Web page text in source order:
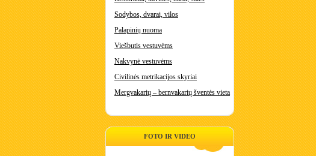
Sodybos, dvarai, vilos
Palapinių nuoma
Viešbutis vestuvėms
Nakvynė vestuvėms
Civilinės metrikacijos skyriai
Mergvakarių – bernvakarių šventės vieta
FOTO IR VIDEO